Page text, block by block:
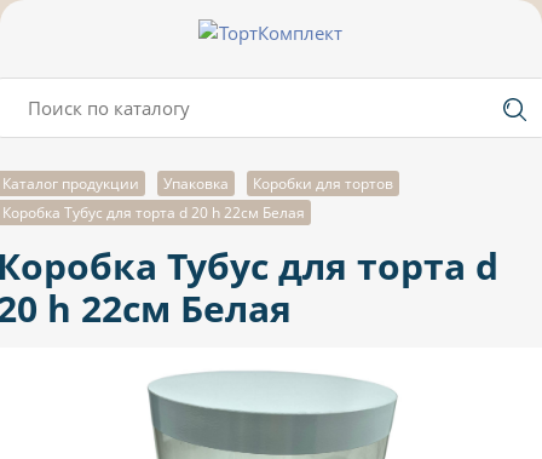
Каталог продукции Упаковка
Коробки для тортов
Коробка Тубус для торта d 20 h 22см Белая
Тубус для торта d
h 22см Белая